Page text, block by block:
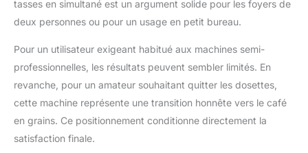
tasses en simultané est un argument solide pour les foyers de
deux personnes ou pour un usage en petit bureau.
Pour un utilisateur exigeant habitué aux machines semi-
professionnelles, les résultats peuvent sembler limités. En
revanche, pour un amateur souhaitant quitter les dosettes,
cette machine représente une transition honnête vers le café
en grains. Ce positionnement conditionne directement la
satisfaction finale.